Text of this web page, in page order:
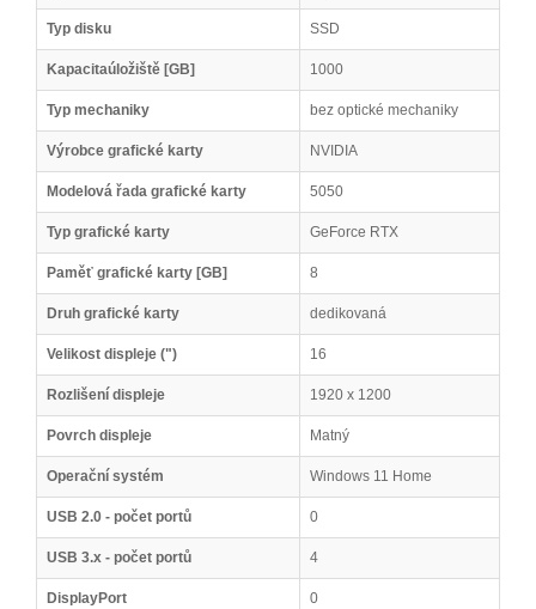
Typ disku SSD
Kapacitaúložiště [GB] 1000
Typ mechaniky bez optické mechaniky
Výrobce grafické karty NVIDIA
Modelová řada grafické karty 5050
Typ grafické karty GeForce RTX
Paměť grafické karty [GB] 8
Druh grafické karty dedikovaná
Velikost displeje (") 16
Rozlišení displeje 1920 x 1200
Povrch displeje Matný
Operační systém Windows 11 Home
USB 2.0 - počet portů 0
USB 3.x - počet portů 4
DisplayPort 0